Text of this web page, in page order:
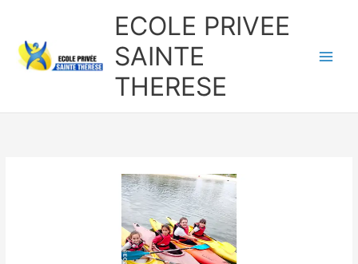
contenu
ECOLE PRIVEE
SAINTE
THERESE